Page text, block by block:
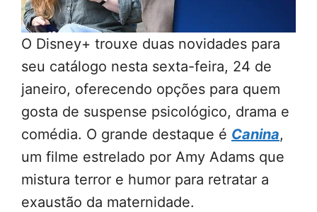
O Disney+ trouxe duas novidades para
seu catálogo nesta sexta-feira, 24 de
janeiro, oferecendo opções para quem
gosta de suspense psicológico, drama e
comédia. O grande destaque é Canina,
um filme estrelado por Amy Adams que
mistura terror e humor para retratar a
exaustão da maternidade.